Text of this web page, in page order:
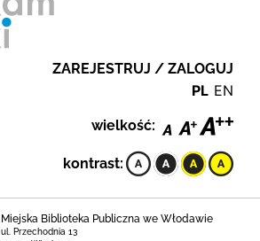
ZAREJESTRUJ / ZALOGUJ
PL EN
wielkość:
kontrast:
Miejska Biblioteka Publiczna we Włodawie
ul. Przechodnia 13